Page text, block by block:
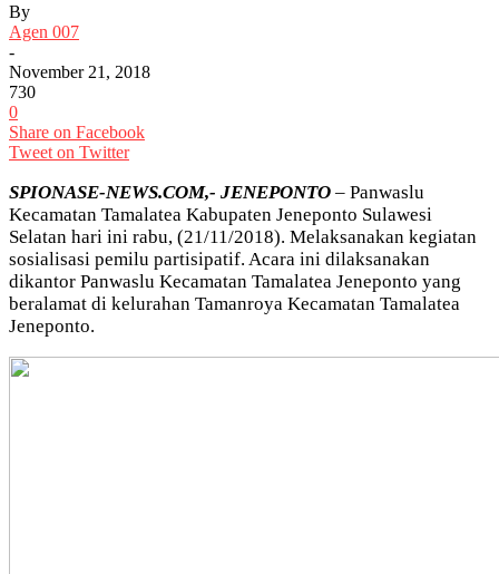
By
Agen 007
-
November 21, 2018
730
0
Share on Facebook
Tweet on Twitter
SPIONASE-NEWS.COM,- JENEPONTO – Panwaslu
Kecamatan Tamalatea Kabupaten Jeneponto Sulawesi
Selatan hari ini rabu, (21/11/2018). Melaksanakan kegiatan
sosialisasi pemilu partisipatif. Acara ini dilaksanakan
dikantor Panwaslu Kecamatan Tamalatea Jeneponto yang
beralamat di kelurahan Tamanroya Kecamatan Tamalatea
Jeneponto.